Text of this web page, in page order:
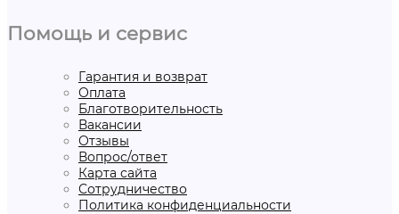
Помощь и сервис
Гарантия и возврат
Оплата
Благотворительность
Вакансии
Отзывы
Вопрос/ответ
Карта сайта
Сотрудничество
Политика конфиденциальности